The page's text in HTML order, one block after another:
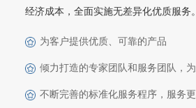
经济成本，全面实施无差异化优质服务。
为客户提供优质、可靠的产品